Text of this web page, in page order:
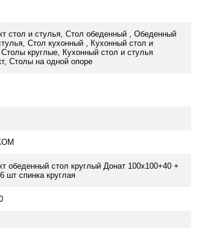
стол и стулья, Стол обеденный , Обеденный
Стол кухонный , Кухонный стол и
круглые, Кухонный стол и стулья
Столы на одной опоре
обеденный стол круглый Донат 100х100+40 +
шт спинка круглая